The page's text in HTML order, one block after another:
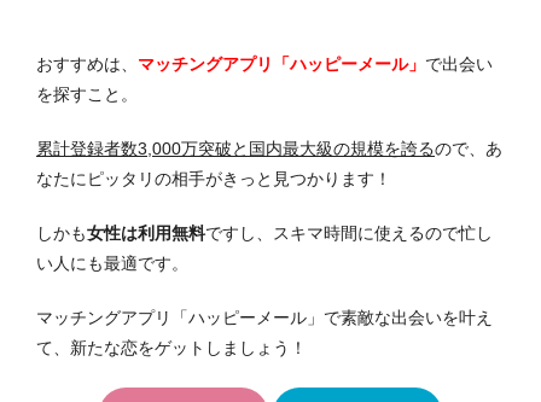
おすすめは、 マッチングアプリ「ハッピーメール」 で出会い
を探すこと。
累計登録者数3,000万突破と国内最大級の規模を誇るので、あ
なたにピッタリの相手がきっと見つかります！
しかも女性は利用無料ですし、スキマ時間に使えるので忙し
い人にも最適です。
マッチングアプリ「ハッピーメール」で素敵な出会いを叶え
て、新たな恋をゲットしましょう！